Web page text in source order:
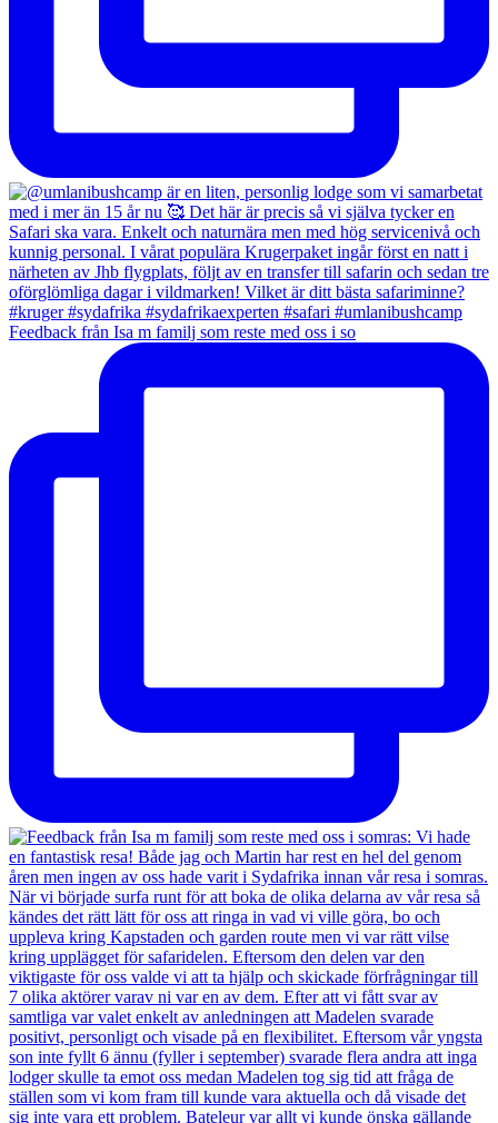
Feedback från Isa m familj som reste med oss i so